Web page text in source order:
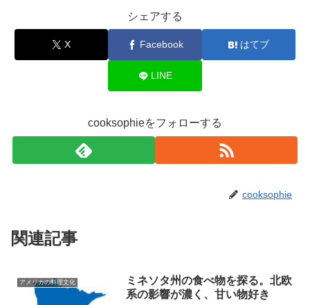
シェアする
X Facebook はてブ
LINE
cooksophieをフォローする
cooksophie
関連記事
アメリカの料理文化
ミネソタ州の食べ物を探る。北欧
系の影響が濃く、甘い物好き